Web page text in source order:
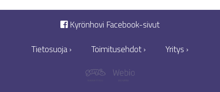
Kyrönhovi Facebook-sivut
Tietosuoja ›
Toimitusehdot › Yritys ›